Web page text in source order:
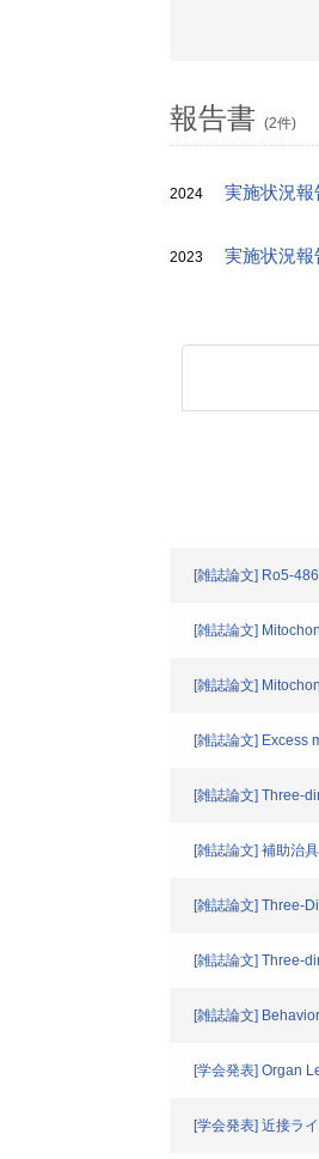
報告書 (2件)
2024 実施状況報
2023 実施状況報
[雑誌論文] Ro5-
[雑誌論文]
[雑誌論文]
[雑誌論文] Excess
[雑誌論文]
[雑誌論文] 補助治
[雑誌論文] Three-
[雑誌論文] Three-
[雑誌論文]
[学会発表] Organ
[学会発表] 近接ラ